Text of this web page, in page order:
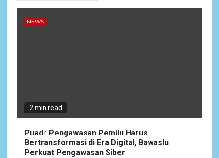
NEWS
2 min read
Puadi: Pengawasan Pemilu Harus
Bertransformasi di Era Digital, Bawaslu
Perkuat Pengawasan Siber